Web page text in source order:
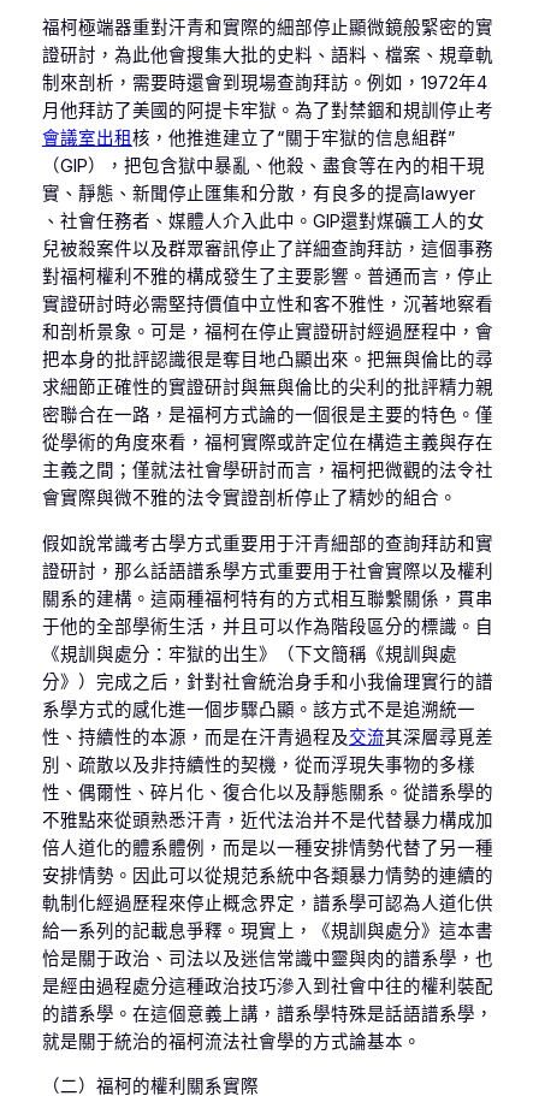
福柯極端器重對汗青和實際的細部停止顯微鏡般緊密的實
證研討，為此他會搜集大批的史料、語料、檔案、規章軌
制來剖析，需要時還會到現場查詢拜訪。例如，1972年4
月他拜訪了美國的阿提卡牢獄。為了對禁錮和規訓停止考
會議室出租核，他推進建立了“關于牢獄的信息組群”
（GIP），把包含獄中暴亂、他殺、盡食等在內的相干現
實、靜態、新聞停止匯集和分散，有良多的提高lawyer
、社會任務者、媒體人介入此中。GIP還對煤礦工人的女
兒被殺案件以及群眾審訊停止了詳細查詢拜訪，這個事務
對福柯權利不雅的構成發生了主要影響。普通而言，停止
實證研討時必需堅持價值中立性和客不雅性，沉著地察看
和剖析景象。可是，福柯在停止實證研討經過歷程中，會
把本身的批評認識很是奪目地凸顯出來。把無與倫比的尋
求細節正確性的實證研討與無與倫比的尖利的批評精力親
密聯合在一路，是福柯方式論的一個很是主要的特色。僅
從學術的角度來看，福柯實際或許定位在構造主義與存在
主義之間；僅就法社會學研討而言，福柯把微觀的法令社
會實際與微不雅的法令實證剖析停止了精妙的組合。
假如說常識考古學方式重要用于汗青細部的查詢拜訪和實
證研討，那么話語譜系學方式重要用于社會實際以及權利
關系的建構。這兩種福柯特有的方式相互聯繫關係，貫串
于他的全部學術生活，并且可以作為階段區分的標識。自
《規訓與處分：牢獄的出生》（下文簡稱《規訓與處
分》）完成之后，針對社會統治身手和小我倫理實行的譜
系學方式的感化進一個步驟凸顯。該方式不是追溯統一
性、持續性的本源，而是在汗青過程及交流其深層尋覓差
別、疏散以及非持續性的契機，從而浮現失事物的多樣
性、偶爾性、碎片化、復合化以及靜態關系。從譜系學的
不雅點來從頭熟悉汗青，近代法治并不是代替暴力構成加
倍人道化的體系體例，而是以一種安排情勢代替了另一種
安排情勢。因此可以從規范系統中各類暴力情勢的連續的
軌制化經過歷程來停止概念界定，譜系學可認為人道化供
給一系列的記載息爭釋。現實上，《規訓與處分》這本書
恰是關于政治、司法以及迷信常識中靈與肉的譜系學，也
是經由過程處分這種政治技巧滲入到社會中往的權利裝配
的譜系學。在這個意義上講，譜系學特殊是話語譜系學，
就是關于統治的福柯流法社會學的方式論基本。
（二）福柯的權利關系實際